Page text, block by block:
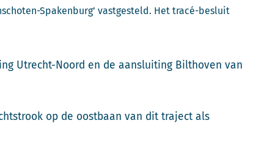
Spakenburg’ vastgesteld. Het tracé-besluit
Utrecht-Noord en de aansluiting Bilthoven van
op de oostbaan van dit traject als